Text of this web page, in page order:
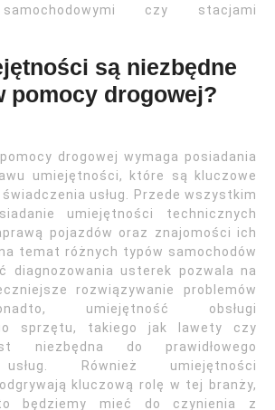
czy stacjami
są niezbędne
pomocy drogowej?
drogowej wymaga posiadania
umiejętności, które są kluczowe
usług. Przede wszystkim
umiejętności technicznych
pojazdów oraz znajomości ich
temat różnych typów samochodów
diagnozowania usterek pozwala na
rozwiązywanie problemów
umiejętność obsługi
sprzętu, takiego jak lawety czy
niezbędna do prawidłowego
usług. Również umiejętności
kluczową rolę w tej branży,
będziemy mieć do czynienia z